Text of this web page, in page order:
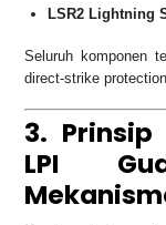
LSR2 Lightning
Seluruh komponen
direct-strike
3.
LPI